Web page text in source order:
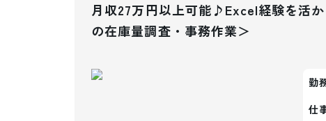
月収27万円以上可能♪Excel経験を活
の在庫量調査・事務作業＞
勤
仕